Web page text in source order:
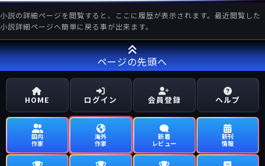
小説の詳細ページを閲覧すると、ここに履歴が表示されます。最近閲覧した
小説詳細ページへ簡単に戻る事が出来ます。
ページの先頭へ
HOME ログイン 会員登録 ヘルプ
国内
作家
海外
作家
新着
レビュー
新刊
情報